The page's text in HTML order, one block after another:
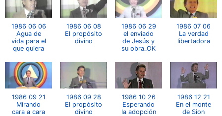
1986 06 06
Agua de
vida para el
que quiera
1986 06 08
El propósito
divino
1986 06 29
el enviado
de Jesús y
su obra_OK
1986 07 06
La verdad
libertadora
1986 09 21
Mirando
cara a cara
1986 09 28
El propósito
divino
1986 10 26
Esperando
la adopción
1986 12 21
En el monte
de Sion